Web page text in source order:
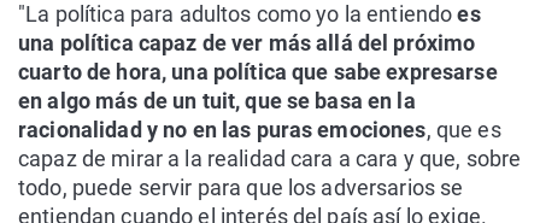
"La política para adultos como yo la entiendoes
una política capaz de ver más allá del próximo
cuarto de hora, una política que sabe expresarse
en algo más de un tuit, que se basa en la
racionalidad y no en las puras emociones, que es
capaz de mirar a la realidad cara a cara y que, sobre
todo, puede servir para que los adversarios se
entiendan cuando el interés del país así lo exige.